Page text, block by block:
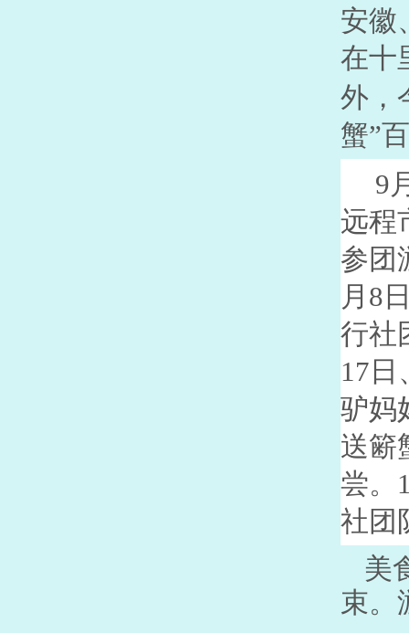
安徽
在十
外，
蟹”
9
远程
参团
月 8
行社
17日
驴妈
送簖
尝。
社团
美
束。